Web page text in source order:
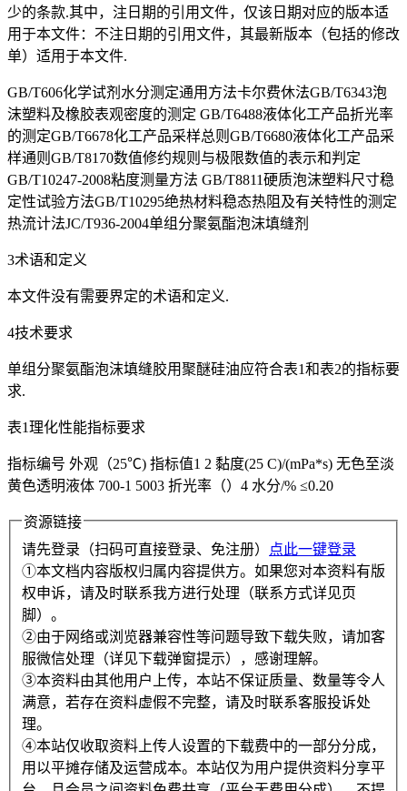
少的条款.其中，注日期的引用文件，仅该日期对应的版本适
用于本文件：不注日期的引用文件，其最新版本（包括的修改
单）适用于本文件.
GB/T606化学试剂水分测定通用方法卡尔费休法GB/T6343泡
沫塑料及橡胶表观密度的测定 GB/T6488液体化工产品折光率
的测定GB/T6678化工产品采样总则GB/T6680液体化工产品采
样通则GB/T8170数值修约规则与极限数值的表示和判定
GB/T10247-2008粘度测量方法 GB/T8811硬质泡沫塑料尺寸稳
定性试验方法GB/T10295绝热材料稳态热阻及有关特性的测定
热流计法JC/T936-2004单组分聚氨酯泡沫填缝剂
3术语和定义
本文件没有需要界定的术语和定义.
4技术要求
单组分聚氨酯泡沫填缝胶用聚醚硅油应符合表1和表2的指标要
求.
表1理化性能指标要求
指标编号 外观（25℃) 指标值1 2 黏度(25 C)/(mPa*s) 无色至淡
黄色透明液体 700-1 5003 折光率（）4 水分/% ≤0.20
资源链接
请先登录（扫码可直接登录、免注册）
点此一键登录
①本文档内容版权归属内容提供方。如果您对本资料有版
权申诉，请及时联系我方进行处理（联系方式详见页
脚）。
②由于网络或浏览器兼容性等问题导致下载失败，请加客
服微信处理（详见下载弹窗提示），感谢理解。
③本资料由其他用户上传，本站不保证质量、数量等令人
满意，若存在资料虚假不完整，请及时联系客服投诉处
理。
④本站仅收取资料上传人设置的下载费中的一部分分成，
用以平摊存储及运营成本。本站仅为用户提供资料分享平